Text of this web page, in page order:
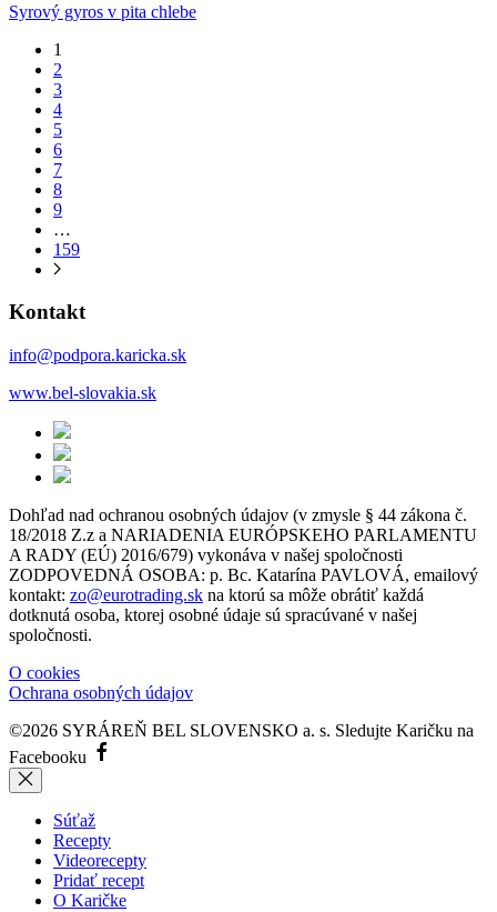
Syrový gyros v pita chlebe
1
2
3
4
5
6
7
8
9
…
159
Kontakt
info@podpora.karicka.sk
www.bel-slovakia.sk
Dohľad nad ochranou osobných údajov (v zmysle § 44 zákona č.
18/2018 Z.z a NARIADENIA EURÓPSKEHO PARLAMENTU
A RADY (EÚ) 2016/679) vykonáva v našej spoločnosti
ZODPOVEDNÁ OSOBA: p. Bc. Katarína PAVLOVÁ, emailový
kontakt: zo@eurotrading.sk na ktorú sa môže obrátiť každá
dotknutá osoba, ktorej osobné údaje sú spracúvané v našej
spoločnosti.
O cookies
Ochrana osobných údajov
©2026 SYRÁREŇ BEL SLOVENSKO a. s. Sledujte Karičku na
Facebooku
Súťaž
Recepty
Videorecepty
Pridať recept
O Karičke